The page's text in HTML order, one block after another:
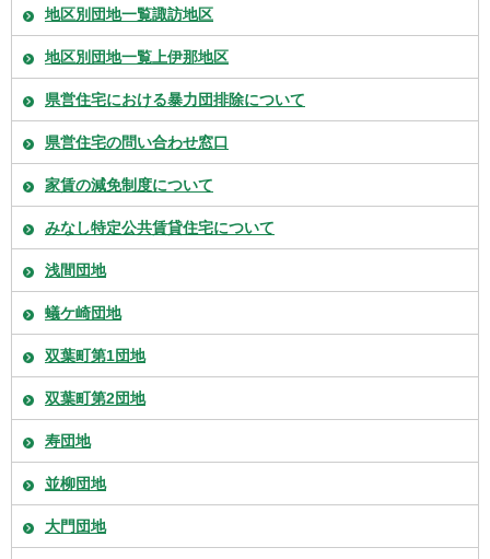
地区別団地一覧諏訪地区
地区別団地一覧上伊那地区
県営住宅における暴力団排除について
県営住宅の問い合わせ窓口
家賃の減免制度について
みなし特定公共賃貸住宅について
浅間団地
蟻ケ崎団地
双葉町第1団地
双葉町第2団地
寿団地
並柳団地
大門団地